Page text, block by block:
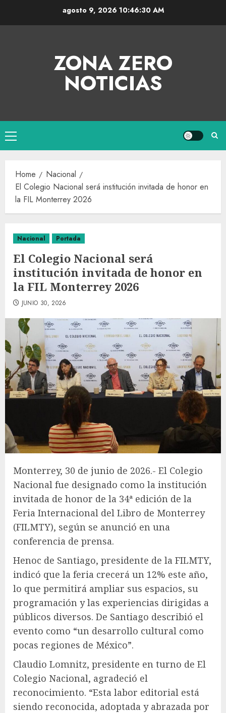
agosto 9, 2026 10:46:30 AM
ZONA ZERO
NOTICIAS
Home
Nacional
El Colegio Nacional será institución invitada de honor en
la FIL Monterrey 2026
Nacional Portada
El Colegio Nacional será
institución invitada de honor en
la FIL Monterrey 2026
JUNIO 30, 2026
Monterrey, 30 de junio de 2026.- El Colegio
Nacional fue designado como la institución
invitada de honor de la 34ª edición de la
Feria Internacional del Libro de Monterrey
(FILMTY), según se anunció en una
conferencia de prensa.
Henoc de Santiago, presidente de la FILMTY,
indicó que la feria crecerá un 12% este año,
lo que permitirá ampliar sus espacios, su
programación y las experiencias dirigidas a
públicos diversos. De Santiago describió el
evento como “un desarrollo cultural como
pocas regiones de México”.
Claudio Lomnitz, presidente en turno de El
Colegio Nacional, agradeció el
reconocimiento. “Esta labor editorial está
siendo reconocida, adoptada y abrazada por